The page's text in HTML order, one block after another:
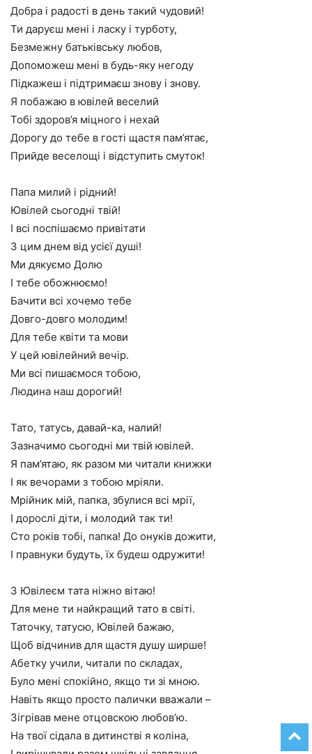
Добра і радості в день такий чудовий!
Ти даруєш мені і ласку і турботу,
Безмежну батьківську любов,
Допоможеш мені в будь-яку негоду
Підкажеш і підтримаєш знову і знову.
Я побажаю в ювілей веселий
Тобі здоров’я міцного і нехай
Дорогу до тебе в гості щастя пам’ятає,
Прийде веселощі і відступить смуток!
Папа милий і рідний!
Ювілей сьогодні твій!
І всі поспішаємо привітати
З цим днем від усієї душі!
Ми дякуємо Долю
І тебе обожнюємо!
Бачити всі хочемо тебе
Довго-довго молодим!
Для тебе квіти та мови
У цей ювілейний вечір.
Ми всі пишаємося тобою,
Людина наш дорогий!
Тато, татусь, давай-ка, налий!
Зазначимо сьогодні ми твій ювілей.
Я пам’ятаю, як разом ми читали книжки
І як вечорами з тобою мріяли.
Мрійник мій, папка, збулися всі мрії,
І дорослі діти, і молодий так ти!
Сто років тобі, папка! До онуків дожити,
І правнуки будуть, їх будеш одружити!
З Ювілеєм тата ніжно вітаю!
Для мене ти найкращий тато в світі.
Таточку, татусю, Ювілей бажаю,
Щоб відчинив для щастя душу ширше!
Абетку учили, читали по складах,
Було мені спокійно, якщо ти зі мною.
Навіть якщо просто палички вважали –
Зігрівав мене отцовскою любов’ю.
На твої сідала в дитинстві я коліна,